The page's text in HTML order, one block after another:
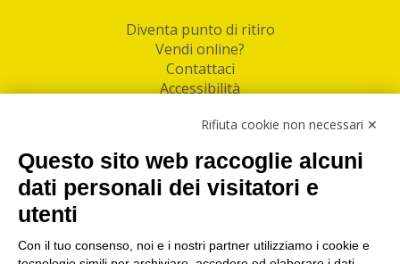
Diventa punto di ritiro
Vendi online?
Contattaci
Accessibilità
Facebook
Linkedin
I nostri punti di ritiro e spedizione pacchi nelle
maggiori città italiane
Rifiuta cookie non necessari ✕
Questo sito web raccoglie alcuni
dati personali dei visitatori e
utenti
Con il tuo consenso, noi e i nostri partner utilizziamo i cookie e